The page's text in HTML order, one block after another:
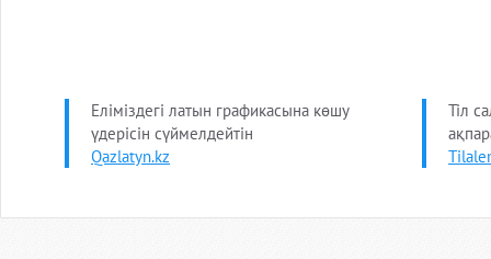
Еліміздегі латын графикасына көшу
үдерісін сүймелдейтін
Qazlatyn.kz
Тіл